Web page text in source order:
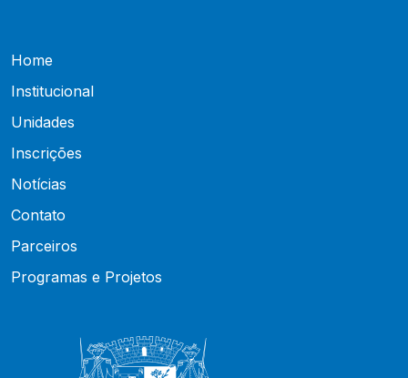
Home
Institucional
Unidades
Inscrições
Notícias
Contato
Parceiros
Programas e Projetos